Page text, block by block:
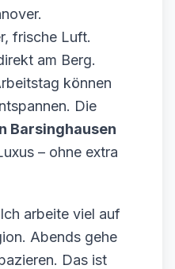
frische Luft.
am Berg.
können
Die
Barsinghausen
– ohne extra
arbeite viel auf
Abends gehe
Das ist